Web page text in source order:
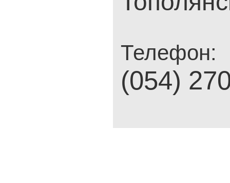
Телефон:
(054)